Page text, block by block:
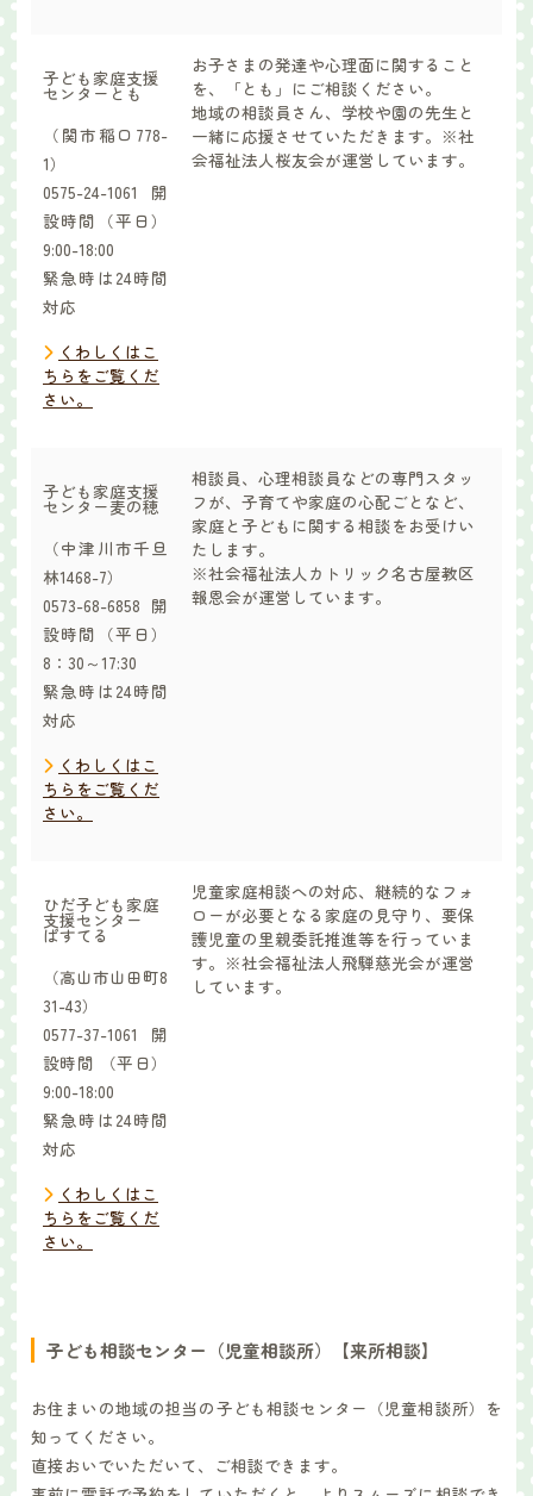
子ども家庭支援
センターとも
（関市稲口778-
1）
0575-24-1061開
設時間（平日）
9:00-18:00
緊急時は24時間
対応
くわしくはこ
ちらをご覧くだ
さい。
お子さまの発達や心理面に関すること
を、「とも」にご相談ください。
地域の相談員さん、学校や園の先生と
一緒に応援させていただきます。※社
会福祉法人桜友会が運営しています。
子ども家庭支援
センター麦の穂
（中津川市千旦
林1468-7）
0573-68-6858開
設時間（平日）
8：30～17:30
緊急時は24時間
対応
くわしくはこ
ちらをご覧くだ
さい。
相談員、心理相談員などの専門スタッ
フが、子育てや家庭の心配ごとなど、
家庭と子どもに関する相談をお受けい
たします。
※社会福祉法人カトリック名古屋教区
報恩会が運営しています。
ひだ子ども家庭
支援センター
ぱすてる
（高山市山田町8
31-43）
0577-37-1061開
設時間 （平日）
9:00-18:00
緊急時は24時間
対応
くわしくはこ
ちらをご覧くだ
さい。
児童家庭相談への対応、継続的なフォ
ローが必要となる家庭の見守り、要保
護児童の里親委託推進等を行っていま
す。※社会福祉法人飛騨慈光会が運営
しています。
子ども相談センター（児童相談所）【来所相談】
お住まいの地域の担当の子ども相談センター（児童相談所）を
知ってください。
直接おいでいただいて、ご相談できます。